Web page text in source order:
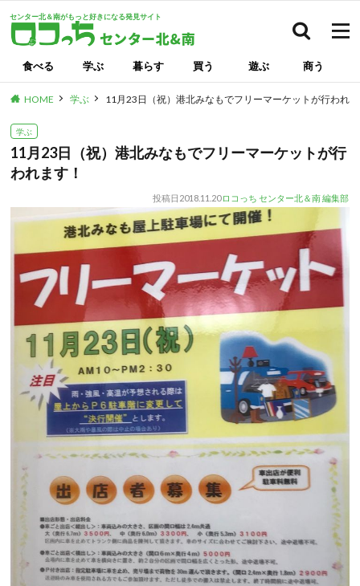
センター北＆南がもっと好きになる発見サイト
食べる 学ぶ 暮らす 買う 遊ぶ 商う
HOME 学ぶ 11月23日（祝）港北みなもでフリーマーケットが行われ
学ぶ
11月23日（祝）港北みなもでフリーマーケットが行
われます！
投稿日 2018.11.20ロコっち センター北＆南 編集部